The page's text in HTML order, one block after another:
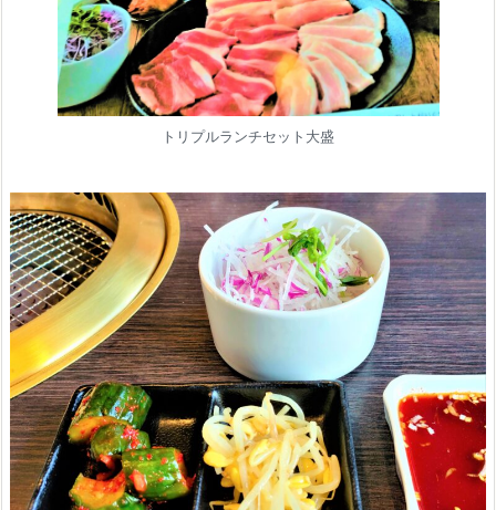
トリプルランチセット大盛